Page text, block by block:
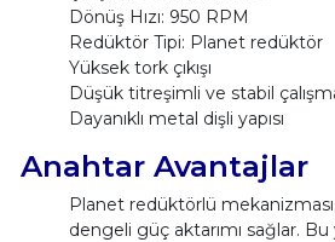
Dönüş Hızı: 950 RPM
Redüktör Tipi: Planet redüktör
Yüksek tork çıkışı
Düşük titreşimli ve stabil
Dayanıklı metal dişli yapısı
Anahtar Avantajlar
Planet redüktörlü
dengeli güç aktarımı sağlar. Bu